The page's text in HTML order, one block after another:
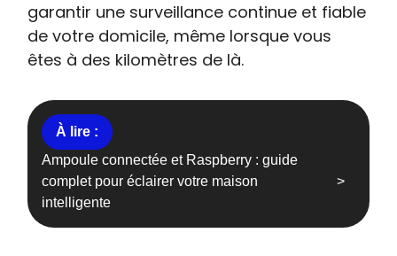
garantir une surveillance continue et fiable
de votre domicile, même lorsque vous
êtes à des kilomètres de là.
Ampoule connectée et Raspberry : guide
complet pour éclairer votre maison
intelligente